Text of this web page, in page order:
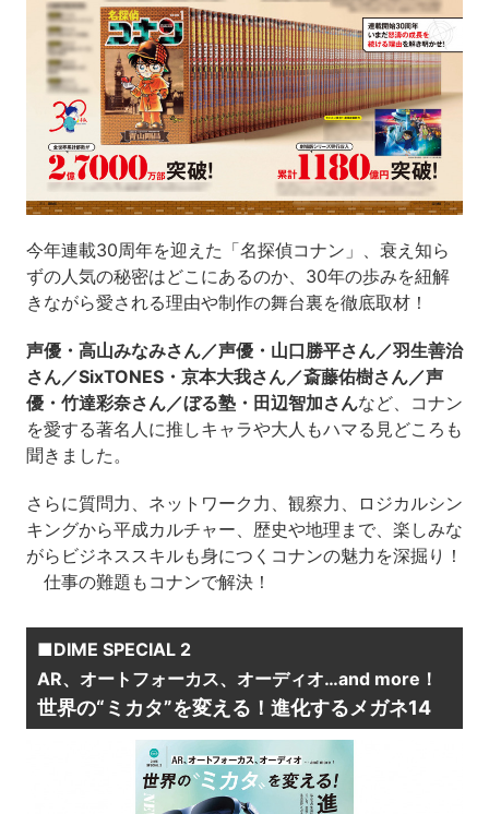
今年連載30周年を迎えた「名探偵コナン」、衰え知ら
ずの人気の秘密はどこにあるのか、30年の歩みを紐解
きながら愛される理由や制作の舞台裏を徹底取材！
声優・高山みなみさん／声優・山口勝平さん／羽生善治
さん／SixTONES・京本大我さん／斎藤佑樹さん／声
優・竹達彩奈さん／ぼる塾・田辺智加さんなど、コナン
を愛する著名人に推しキャラや大人もハマる見どころも
聞きました。
さらに質問力、ネットワーク力、観察力、ロジカルシン
キングから平成カルチャー、歴史や地理まで、楽しみな
がらビジネススキルも身につくコナンの魅力を深掘り！
仕事の難題もコナンで解決！
■DIME SPECIAL 2
AR、オートフォーカス、オーディオ…and more！
世界の“ミカタ”を変える！進化するメガネ14